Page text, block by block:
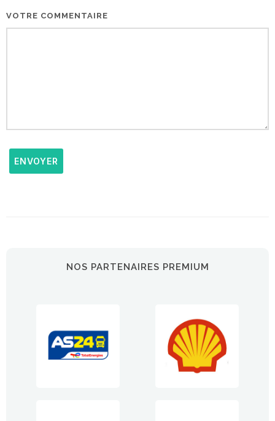
VOTRE COMMENTAIRE
ENVOYER
NOS PARTENAIRES PREMIUM